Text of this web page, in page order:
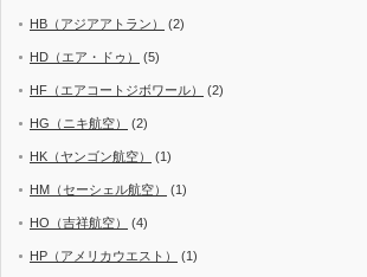
HB（アジアアトラン） (2)
HD（エア・ドゥ） (5)
HF（エアコートジボワール） (2)
HG（ニキ航空） (2)
HK（ヤンゴン航空） (1)
HM（セーシェル航空） (1)
HO（吉祥航空） (4)
HP（アメリカウエスト） (1)